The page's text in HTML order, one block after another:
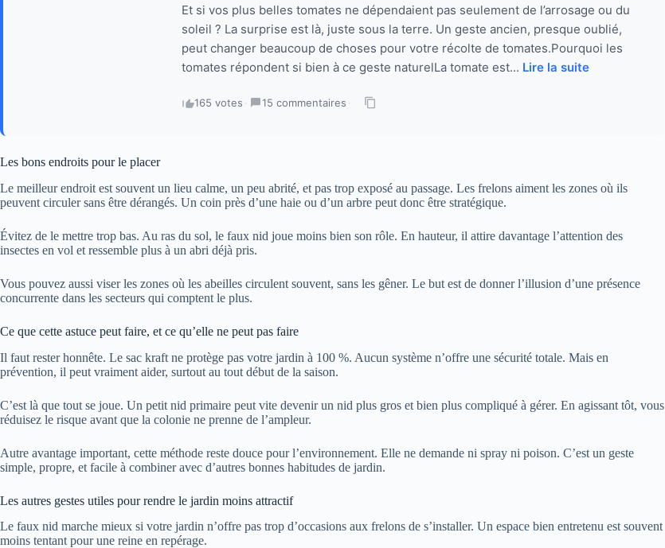
Et si vos plus belles tomates ne dépendaient pas seulement de l’arrosage ou du
soleil ? La surprise est là, juste sous la terre. Un geste ancien, presque oublié,
peut changer beaucoup de choses pour votre récolte de tomates.Pourquoi les
tomates répondent si bien à ce geste naturelLa tomate est... Lire la suite
165 votes · 15 commentaires ·
Les bons endroits pour le placer
Le meilleur endroit est souvent un lieu calme, un peu abrité, et pas trop exposé au passage. Les frelons aiment les zones où ils
peuvent circuler sans être dérangés. Un coin près d’une haie ou d’un arbre peut donc être stratégique.
Évitez de le mettre trop bas. Au ras du sol, le faux nid joue moins bien son rôle. En hauteur, il attire davantage l’attention des
insectes en vol et ressemble plus à un abri déjà pris.
Vous pouvez aussi viser les zones où les abeilles circulent souvent, sans les gêner. Le but est de donner l’illusion d’une présence
concurrente dans les secteurs qui comptent le plus.
Ce que cette astuce peut faire, et ce qu’elle ne peut pas faire
Il faut rester honnête. Le sac kraft ne protège pas votre jardin à 100 %. Aucun système n’offre une sécurité totale. Mais en
prévention, il peut vraiment aider, surtout au tout début de la saison.
C’est là que tout se joue. Un petit nid primaire peut vite devenir un nid plus gros et bien plus compliqué à gérer. En agissant tôt, vous
réduisez le risque avant que la colonie ne prenne de l’ampleur.
Autre avantage important, cette méthode reste douce pour l’environnement. Elle ne demande ni spray ni poison. C’est un geste
simple, propre, et facile à combiner avec d’autres bonnes habitudes de jardin.
Les autres gestes utiles pour rendre le jardin moins attractif
Le faux nid marche mieux si votre jardin n’offre pas trop d’occasions aux frelons de s’installer. Un espace bien entretenu est souvent
moins tentant pour une reine en repérage.